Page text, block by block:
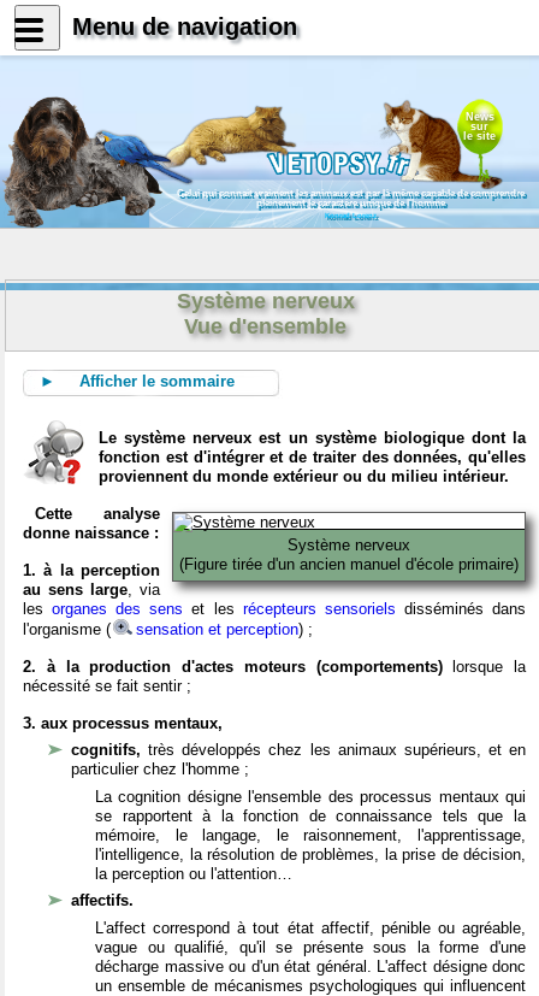
News
sur
le site
Celui qui connait vraiment les animaux est par là même capable de comprendre
pleinement le caractère unique de l'homme
Konrad Lorenz
Système nerveux
Vue d'ensemble
► Afficher le sommaire
Le système nerveux est un système biologique dont la
fonction est d'intégrer et de traiter des données, qu'elles
proviennent du monde extérieur ou du milieu intérieur.
Système nerveux
(Figure tirée d'un ancien manuel d'école primaire)
Cette analyse
donne naissance :
1. à la perception
au sens large, via
lesorganes des sens et les récepteurs sensoriels disséminés dans
l'organisme (
sensation et perception) ;
2. à la production d'actes moteurs (comportements)lorsque la
nécessité se fait sentir ;
3. aux processus mentaux,
cognitifs,très développés chez les animaux supérieurs, et en
particulier chez l'homme ;
La cognition désigne l'ensemble des processus mentaux qui
se rapportent à la fonction de connaissance tels que la
mémoire, le langage, le raisonnement, l'apprentissage,
l'intelligence, la résolution de problèmes, la prise de décision,
la perception ou l'attention…
affectifs.
L'affect correspond à tout état affectif, pénible ou agréable,
vague ou qualifié, qu'il se présente sous la forme d'une
décharge massive ou d'un état général. L'affect désigne donc
un ensemble de mécanismes psychologiques qui influencent
Menu de navigation